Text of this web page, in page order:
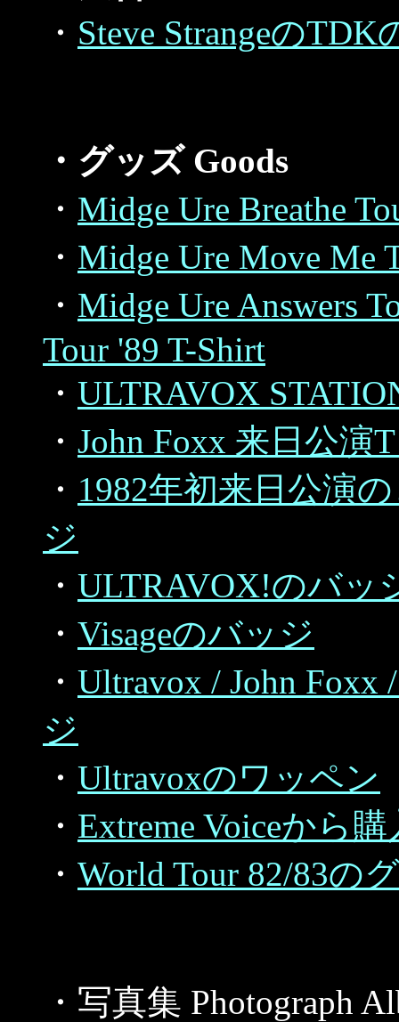
・ Steve StrangeのTDK
・グッズ Goods
・ Midge Ure Breathe
・ Midge Ure Move Me
・ Midge Ure Answers
Tour '89 T-Shirt
・ ULTRAVOX
・ John Foxx 来日公演
・ 1982年初来日公演
ジ
・ ULTRAVOX!のバッ
・ Visageのバッジ
・ Ultravox / John Foxx
ジ
・ Ultravoxのワッペン
・ Extreme Voiceから
・ World Tour 82/83の
・写真集 Photograph